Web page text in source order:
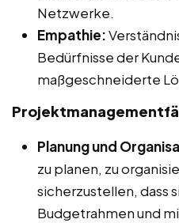
Netzwerke.
Empathie:
Bedürfnisse der
maßgeschneiderte
Planung und
zu planen, zu
sicherzustellen, dass
Budgetrahmen und